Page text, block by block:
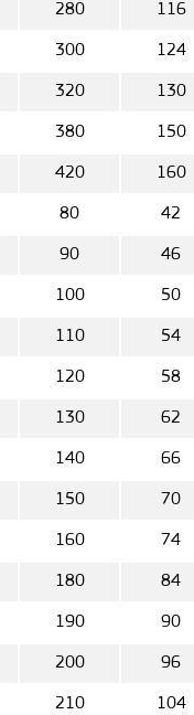
280 116
300 124
320 130
380 150
420 160
80 42
90 46
100 50
110 54
120 58
130 62
140 66
150 70
160 74
180 84
190 90
200 96
210 104